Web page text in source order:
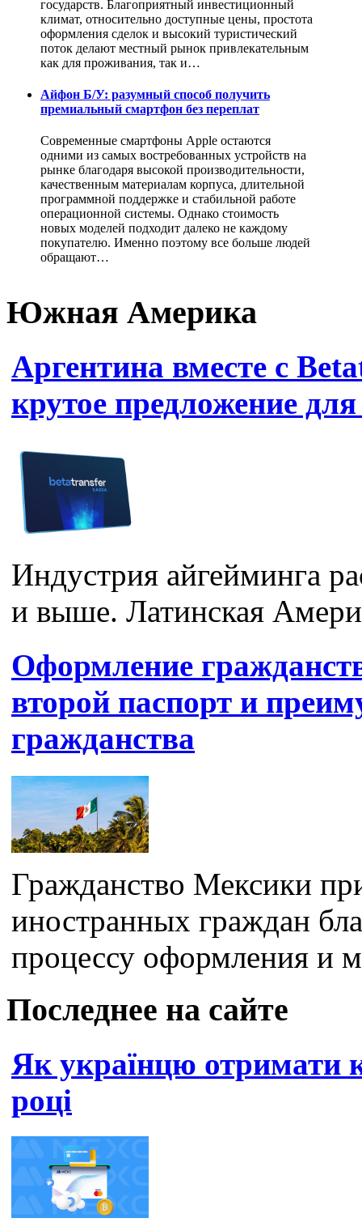
государств. Благоприятный инвестиционный
климат, относительно доступные цены, простота
оформления сделок и высокий туристический
поток делают местный рынок привлекательным
как для проживания, так и…
Айфон Б/У: разумный способ получить
премиальный смартфон без переплат
Современные смартфоны Apple остаются
одними из самых востребованных устройств на
рынке благодаря высокой производительности,
качественным материалам корпуса, длительной
программной поддержке и стабильной работе
операционной системы. Однако стоимость
новых моделей подходит далеко не каждому
покупателю. Именно поэтому все больше людей
обращают…
Южная Америка
Аргентина вместе с
крутое предложение
Индустрия айгейминга
и выше. Латинская
Оформление
второй паспорт и
гражданства
Гражданство Мексики
иностранных граждан
процессу оформления и
Последнее на сайте
Як українцю отримати
році